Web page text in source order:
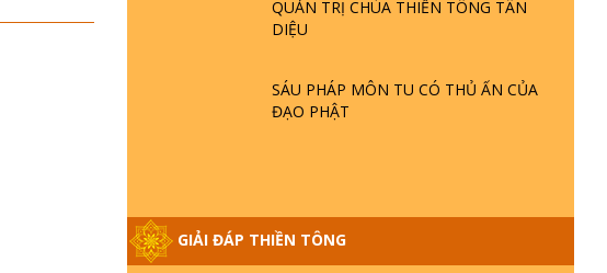
QUẢN TRỊ CHÙA THIỀN TÔNG TÂN
DIỆU
SÁU PHÁP MÔN TU CÓ THỦ ẤN CỦA
ĐẠO PHẬT
GIẢI ĐÁP THIỀN TÔNG
TRÊN HOA SEN ? | TTTD